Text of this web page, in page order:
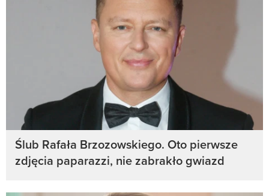
Ślub Rafała Brzozowskiego. Oto pierwsze
zdjęcia paparazzi, nie zabrakło gwiazd